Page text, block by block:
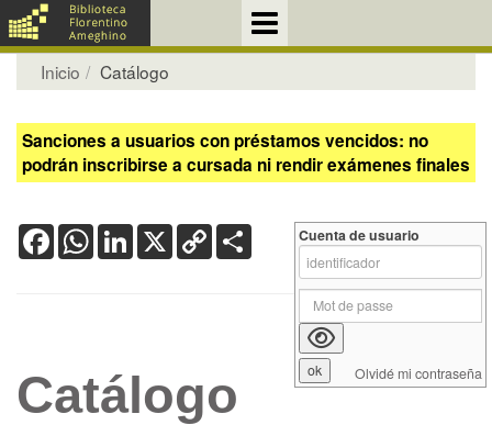
Inicio Catálogo
Sanciones a usuarios con préstamos vencidos: no
podrán inscribirse a cursada ni rendir exámenes finales
FacebookWhatsApp
LinkedIn
X Copy
Link
Catálogo
Cuenta de usuario
Olvidé mi contraseña